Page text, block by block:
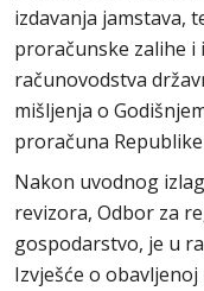
izdavanja jamstava,
proračunske zalihe i
računovodstva
mišljenja o
proračuna
Nakon uvodnog
revizora, Odbor za
gospodarstvo, je u
Izvješće o